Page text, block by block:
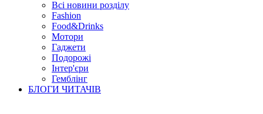
Всі новини розділу
Fashion
Food&Drinks
Мотори
Гаджети
Подорожі
Інтер'єри
Гемблінг
БЛОГИ ЧИТАЧІВ